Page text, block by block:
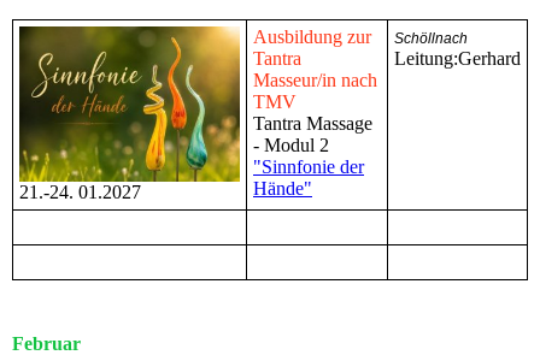
21.-24. 01.2027
Ausbildung zur
Tantra
Masseur/in nach
TMV
Tantra Massage
- Modul 2
"Sinnfonie der
Hände"
Schöllnach
Leitung:Gerhard
Februar